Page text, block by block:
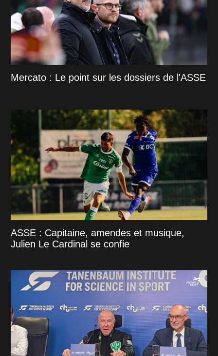
Mercato : Le point sur les dossiers de l'ASSE
ASSE : Capitaine, amendes et musique,
Julien Le Cardinal se confie